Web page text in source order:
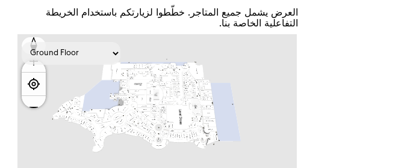
اﻟﻌﺮﺽ ﻳﺸﻤﻞ ﺟﻤﻴﻊ اﻟﻤﺘﺎﺟﺮ. ﺧﻄّﻄﻮا ﻟﺰﻳﺎﺭﺗﻜﻢ ﺑﺎﺳﺘﺨﺪاﻡ اﻟﺨﺮﻳﻄﺔ
اﻟﺘﻔﺎﻋﻠﻴﺔ اﻟﺨﺎﺻﺔ ﺑﻨﺎ.